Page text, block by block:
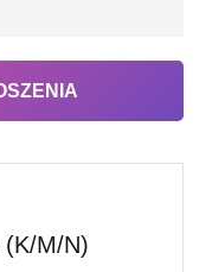
(K/M/N)